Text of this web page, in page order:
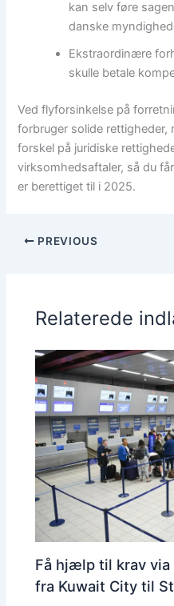
kan selv føre
danske
Ekstraordinære
skulle betale
Ved flyforsinkelse på
forbruger solide rettigheder,
forskel på juridiske
virksomhedsaftaler, så du
er berettiget til i 2025.
PREVIOUS
Relaterede
Få hjælp til krav
fra Kuwait City til